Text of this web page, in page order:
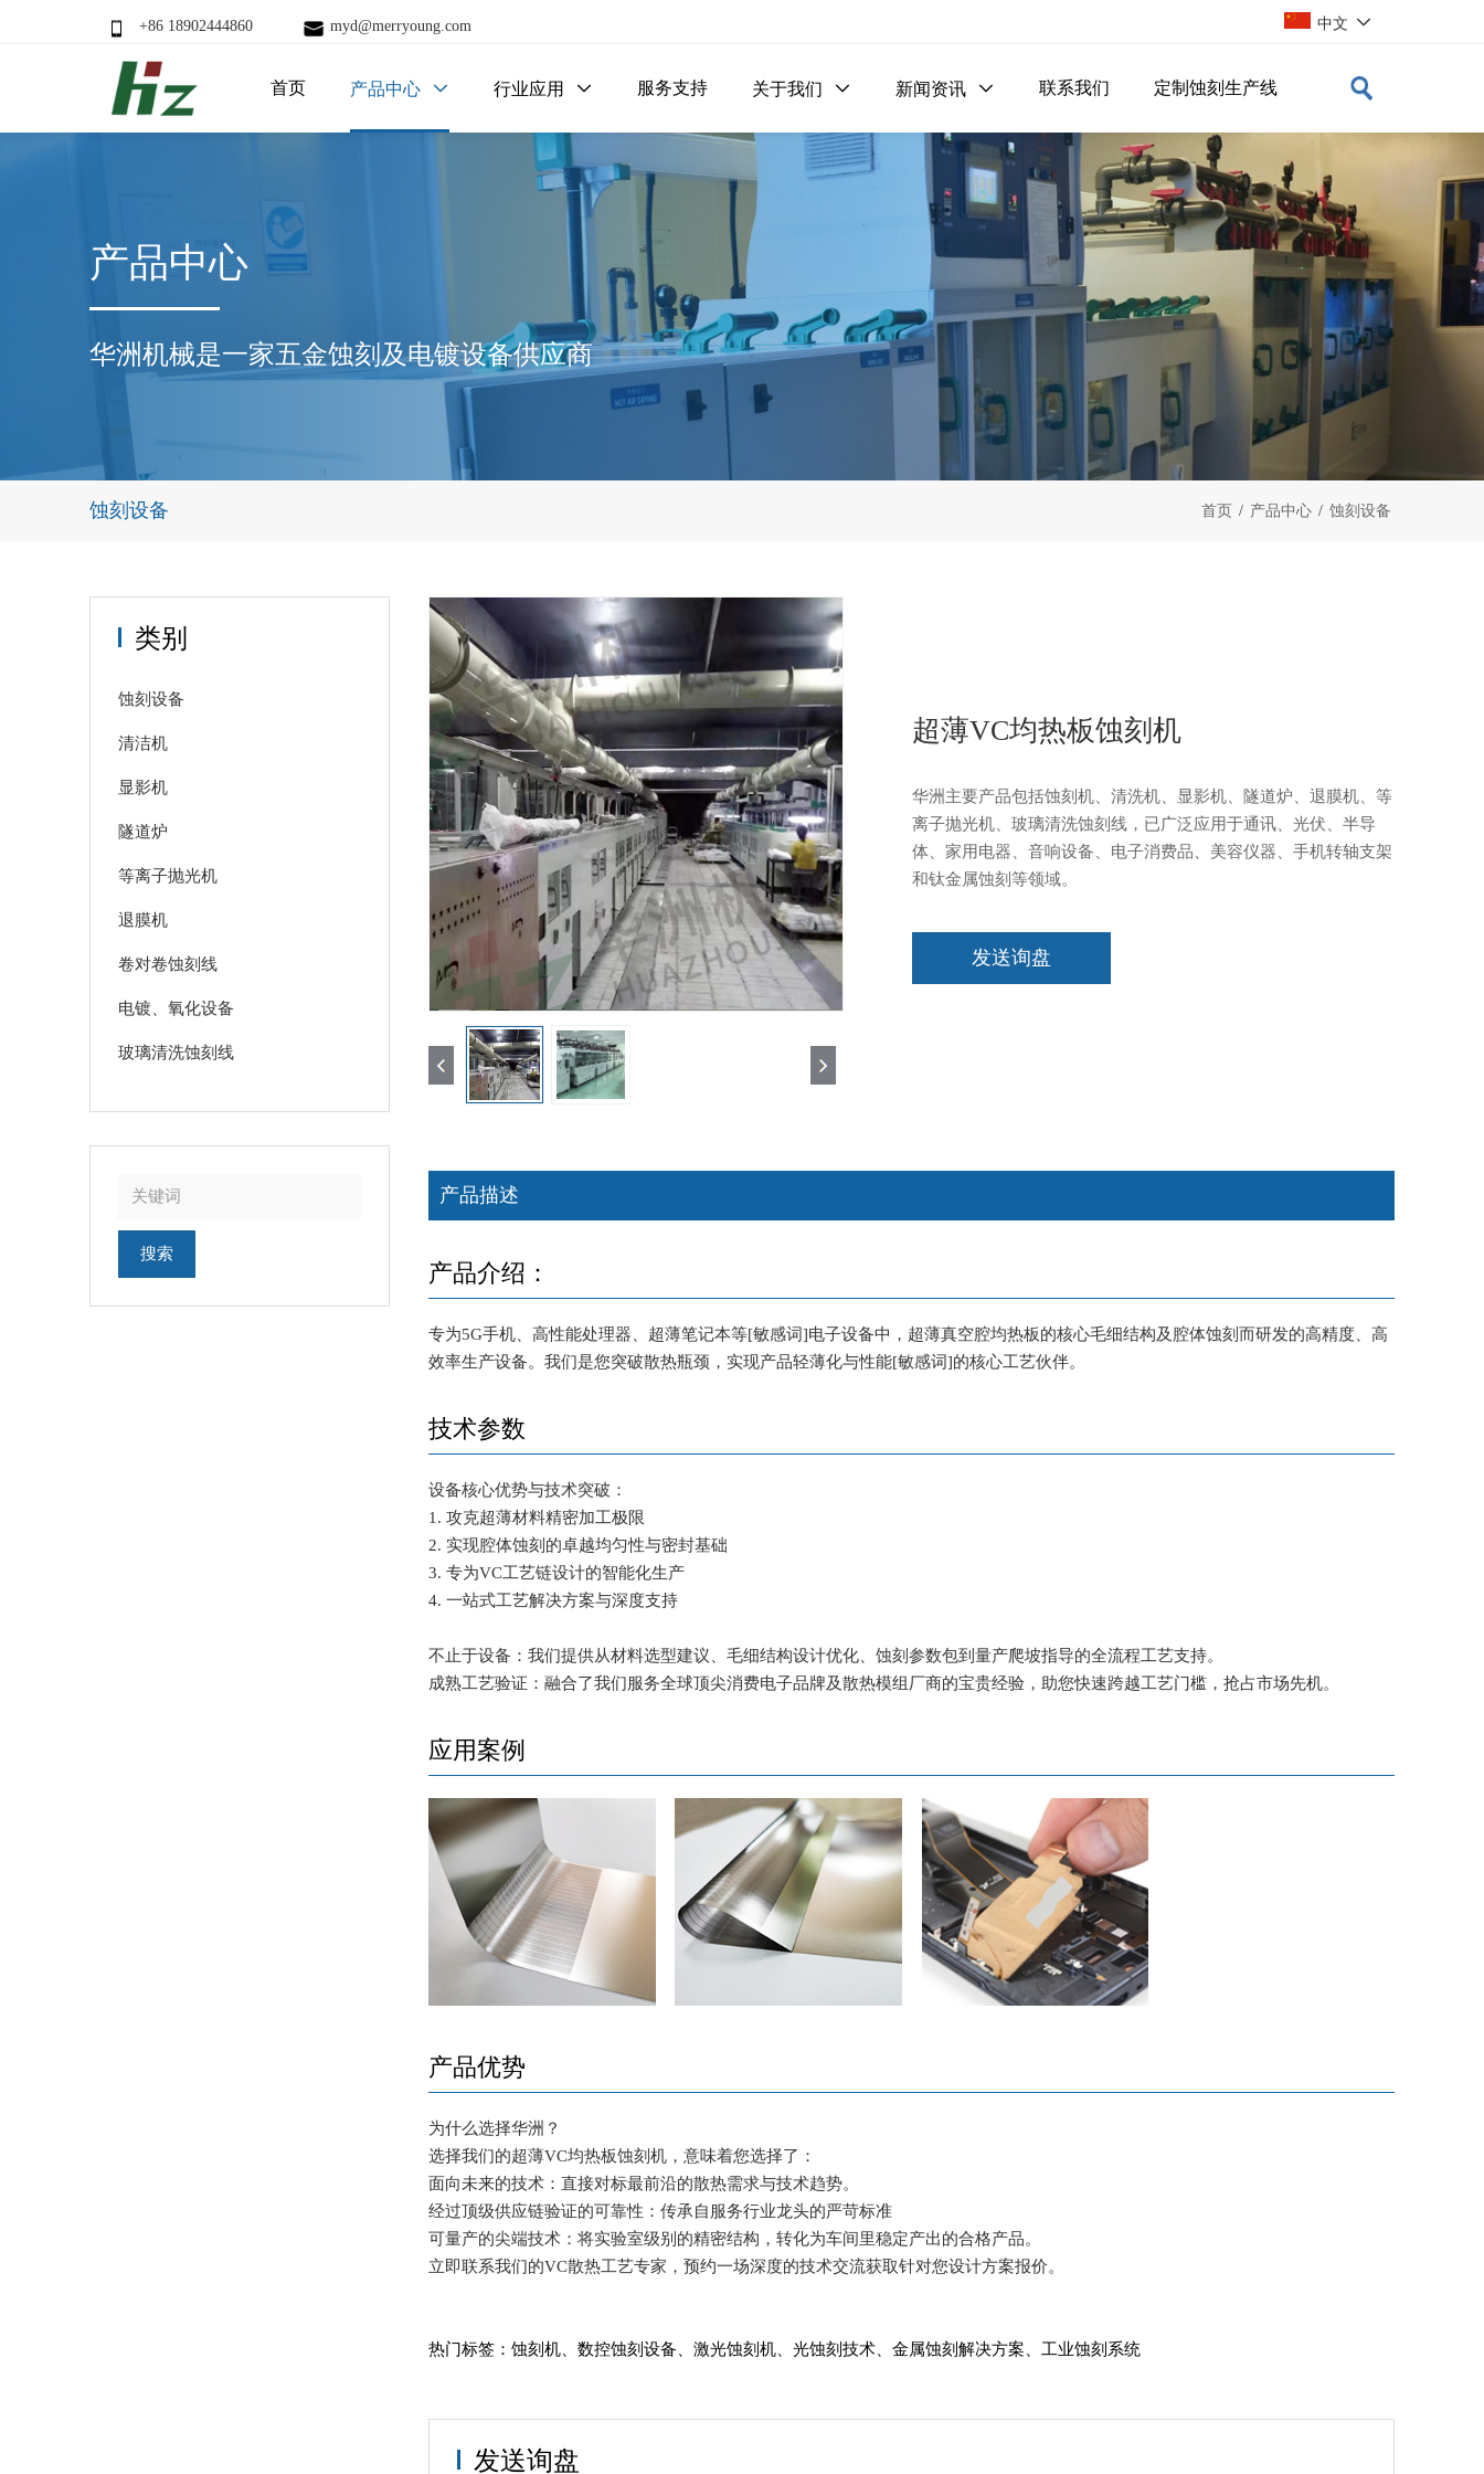
+86 18902444860 myd@merryoung.com 中文 
首页 产品中心  行业应用  服务支持 关于我们  新闻资讯  联系我们 定制蚀刻生产线
产品中心
华洲机械是一家五金蚀刻及电镀设备供应商
蚀刻设备 首页 / 产品中心 / 蚀刻设备
类别
蚀刻设备
清洁机
显影机
隧道炉
等离子抛光机
退膜机
卷对卷蚀刻线
电镀、氧化设备
玻璃清洗蚀刻线
超薄VC均热板蚀刻机
华洲主要产品包括蚀刻机、清洗机、显影机、隧道炉、退膜机、等
离子抛光机、玻璃清洗蚀刻线，已广泛应用于通讯、光伏、半导
体、家用电器、音响设备、电子消费品、美容仪器、手机转轴支架
和钛金属蚀刻等领域。
发送询盘
产品描述
产品介绍：
专为5G手机、高性能处理器、超薄笔记本等[敏感词]电子设备中，超薄真空腔均热板的核心毛细结构及腔体蚀刻而研发的高精度、高
效率生产设备。我们是您突破散热瓶颈，实现产品轻薄化与性能[敏感词]的核心工艺伙伴。
技术参数
设备核心优势与技术突破：
1. 攻克超薄材料精密加工极限
2. 实现腔体蚀刻的卓越均匀性与密封基础
3. 专为VC工艺链设计的智能化生产
4. 一站式工艺解决方案与深度支持
不止于设备：我们提供从材料选型建议、毛细结构设计优化、蚀刻参数包到量产爬坡指导的全流程工艺支持。
成熟工艺验证：融合了我们服务全球顶尖消费电子品牌及散热模组厂商的宝贵经验，助您快速跨越工艺门槛，抢占市场先机。
应用案例
产品优势
为什么选择华洲？
选择我们的超薄VC均热板蚀刻机，意味着您选择了：
面向未来的技术：直接对标最前沿的散热需求与技术趋势。
经过顶级供应链验证的可靠性：传承自服务行业龙头的严苛标准
可量产的尖端技术：将实验室级别的精密结构，转化为车间里稳定产出的合格产品。
立即联系我们的VC散热工艺专家，预约一场深度的技术交流获取针对您设计方案报价。
热门标签：蚀刻机、数控蚀刻设备、激光蚀刻机、光蚀刻技术、金属蚀刻解决方案、工业蚀刻系统
发送询盘